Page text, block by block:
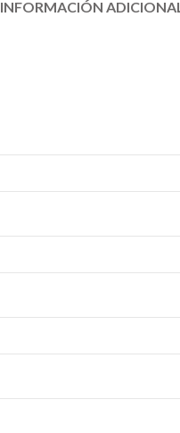
INFORMACIÓN ADICIONAL